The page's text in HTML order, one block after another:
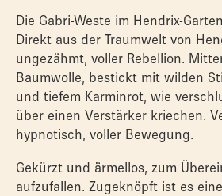
Die Gabri-Weste im Hendrix-
Direkt aus der Traumwelt von
ungezähmt, voller Rebellion.
Baumwolle, bestickt mit wilden
und tiefem Karminrot, wie
über einen Verstärker kriechen.
hypnotisch, voller Bewegung.
Gekürzt und ärmellos, zum
aufzufallen. Zugeknöpft ist es